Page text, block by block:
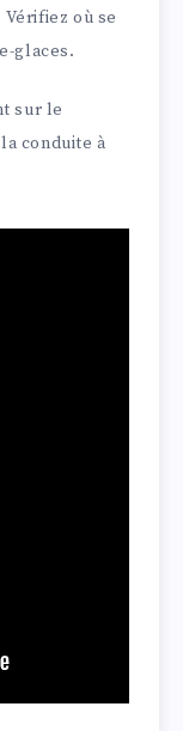
où se
glaces.
sur le
conduite à